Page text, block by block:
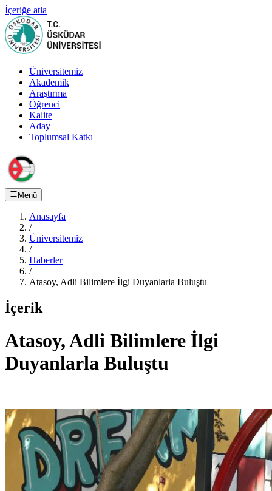
İçeriğe atla
Üniversitemiz
Akademik
Araştırma
Öğrenci
Kalite
Aday
Toplumsal Katkı
Menü
Anasayfa
/
Üniversitemiz
/
Haberler
/
Atasoy, Adli Bilimlere İlgi Duyanlarla Buluştu
İçerik
Atasoy, Adli Bilimlere İlgi
Duyanlarla Buluştu